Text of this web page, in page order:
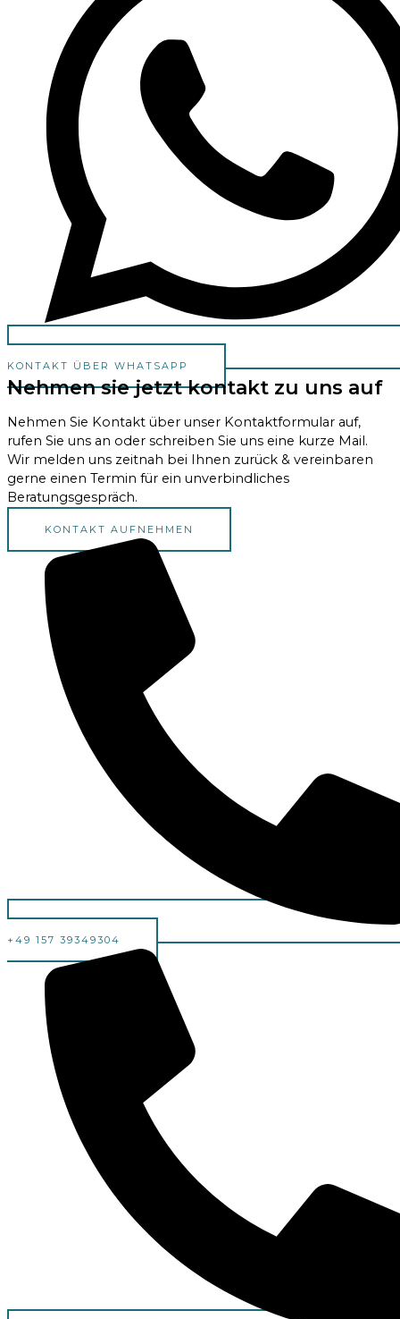
KONTAKT ÜBER WHATSAPP
Nehmen sie jetzt kontakt zu uns auf
Nehmen Sie Kontakt über unser Kontaktformular auf,
rufen Sie uns an oder schreiben Sie uns eine kurze Mail.
Wir melden uns zeitnah bei Ihnen zurück & vereinbaren
gerne einen Termin für ein unverbindliches
Beratungsgespräch.
KONTAKT AUFNEHMEN
+49 157 39349304